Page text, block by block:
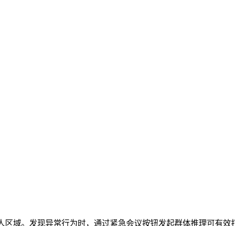
域。发现异常行为时，通过紧急会议按钮发起群体推理可有效